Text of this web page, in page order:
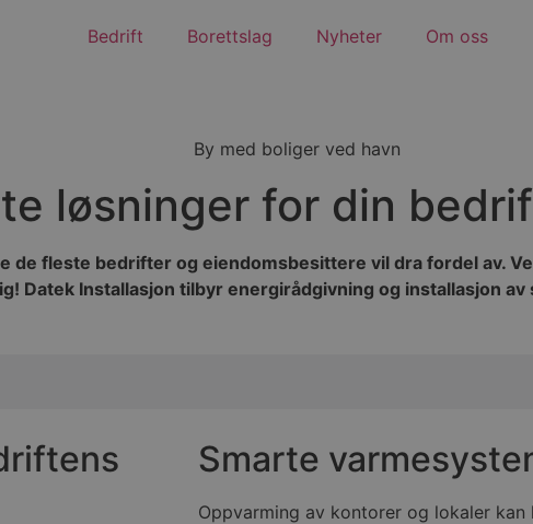
Bedrift Borettslag Nyheter Om oss
løsninger for din
fleste bedrifter og eiendomsbesittere vil dra fordel av.
Datek Installasjon tilbyr energirådgivning og installasjon
Smarte
Oppvarming av kontorer og lokaler kan